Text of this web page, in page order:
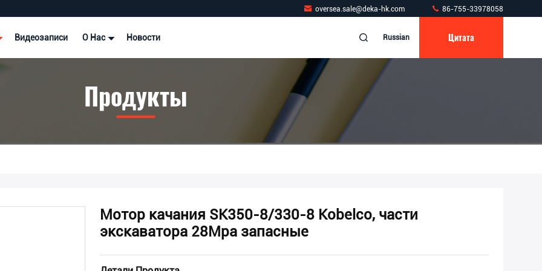
oversea.sale@deka-hk.com 86-755-33978058
Видеозаписи О Нас Новости Russian Цитата
Продукты
Мотор качания SK350-8/330-8 Kobelco, части
экскаватора 28Mpa запасные